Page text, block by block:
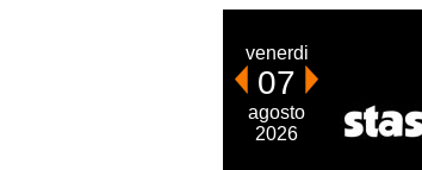
venerdi
07
agosto
2026